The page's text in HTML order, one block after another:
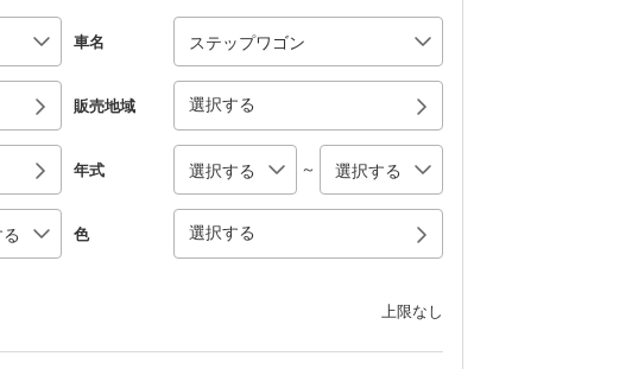
車名
販売地域 選択する
年式 ～
色 選択する
上限なし